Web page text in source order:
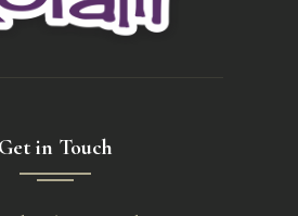
Get in Touch